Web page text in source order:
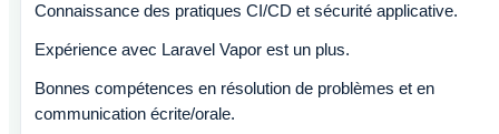
Connaissance des pratiques CI/CD et sécurité applicative.
Expérience avec Laravel Vapor est un plus.
Bonnes compétences en résolution de problèmes et en
communication écrite/orale.